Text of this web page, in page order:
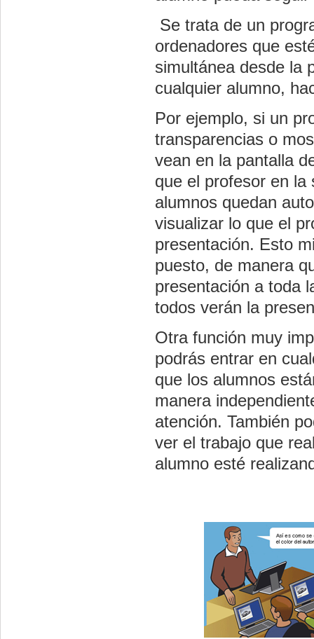
Se trata de un
ordenadores que
simultánea desde la
cualquier alumno,
Por ejemplo, si un
transparencias o
vean en la pantalla
que el profesor en la
alumnos quedan
visualizar lo que el
presentación. Esto
puesto, de manera
presentación a toda
todos verán la
Otra función muy
podrás entrar en
que los alumnos
manera
atención. También
ver el trabajo que
alumno esté